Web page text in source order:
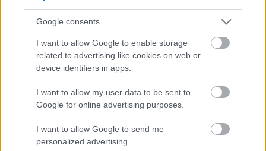
Google consents
I want to allow Google to enable storage
related to advertising like cookies on web or
device identifiers in apps.
I want to allow my user data to be sent to
Google for online advertising purposes.
I want to allow Google to send me
personalized advertising.
Kállay-Saunders András huszonegyedikként
énekelte aRunningot, amellyel sikert aratott
az arénában. A lassú bevezetővel induló, majd
felgyorsuló drum and bass-es zenéhez
kapcsolódott a két táncos, Likovics Alexandra
és a maszkot viselő Nagy Tibor, akik a
erőszak kérdését érzékeltették a színpadon
mozgásukkal.